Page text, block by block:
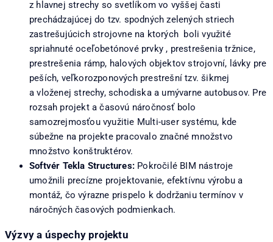
z hlavnej strechy so svetlíkom vo vyššej časti
prechádzajúcej do tzv. spodných zelených striech
zastrešujúcich strojovne na ktorých boli využité
spriahnuté oceľobetónové prvky , prestrešenia tržnice,
prestrešenia rámp, halových objektov strojovní, lávky pre
peších, veľkorozponových prestrešní tzv. šikmej
a vloženej strechy, schodiska a umývarne autobusov. Pre
rozsah projekt a časovú náročnosť bolo
samozrejmosťou využitie Multi-user systému, kde
súbežne na projekte pracovalo značné množstvo
množstvo konštruktérov.
Softvér Tekla Structures: Pokročilé BIM nástroje
umožnili precízne projektovanie, efektívnu výrobu a
montáž, čo výrazne prispelo k dodržaniu termínov v
náročných časových podmienkach.
Výzvy a úspechy projektu